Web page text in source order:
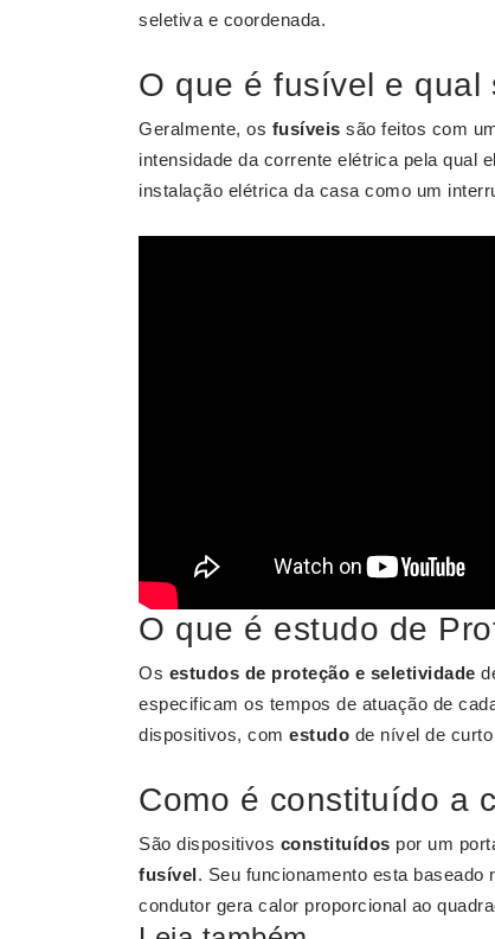
seletiva e coordenada.
O que é fusível e qual
Geralmente, os fusíveis são feitos com
intensidade da corrente elétrica pela qual
instalação elétrica da casa como um
O que é estudo de
Os estudos de proteção e seletividade
especificam os tempos de atuação de
dispositivos, com estudo de nível de
Como é constituído a
São dispositivos constituídos por um
fusível. Seu funcionamento esta
condutor gera calor proporcional ao